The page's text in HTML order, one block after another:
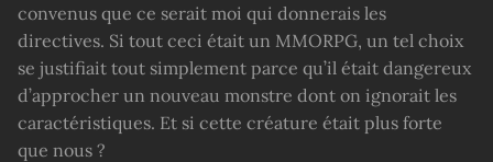
convenus que ce serait moi qui donnerais les
directives. Si tout ceci était un MMORPG, un tel choix
se justifiait tout simplement parce qu’il était dangereux
d’approcher un nouveau monstre dont on ignorait les
caractéristiques. Et si cette créature était plus forte
que nous ?